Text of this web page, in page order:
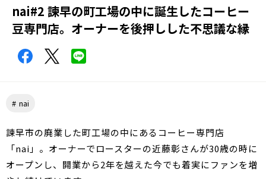
nai#2 諫早の町工場の中に誕生したコーヒー
豆専門店。オーナーを後押しした不思議な縁
nai
諫早市の廃業した町工場の中にあるコーヒー専門店
「nai」。オーナーでロースターの近藤彰さんが30歳の時に
オープンし、開業から2年を越えた今でも着実にファンを増